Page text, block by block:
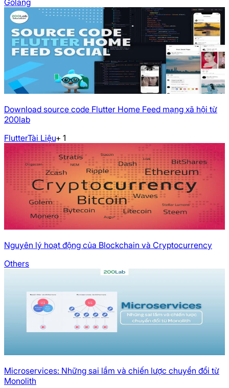
Golang
Download source code Flutter Home Feed mạng xã hội từ
200lab
FlutterTài Liệu+ 1
Nguyên lý hoạt động của Blockchain và Cryptocurrency
Others
Microservices: Những sai lầm và chiến lược chuyển đổi từ
Monolith